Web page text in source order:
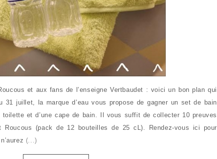
et aux fans de l’enseigne Vertbaudet : voici un bon plan qui
31 juillet, la marque d’eau vous propose de gagner un set de bain
toilette et d’une cape de bain. Il vous suffit de collecter 10 preuves
Roucous (pack de 12 bouteilles de 25 cL). Rendez-vous ici pour
(...)